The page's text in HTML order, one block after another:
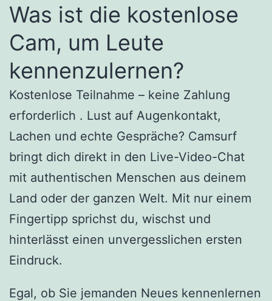
Was ist die kostenlose
Cam, um Leute
kennenzulernen?
Kostenlose Teilnahme – keine Zahlung
erforderlich . Lust auf Augenkontakt,
Lachen und echte Gespräche? Camsurf
bringt dich direkt in den Live-Video-Chat
mit authentischen Menschen aus deinem
Land oder der ganzen Welt. Mit nur einem
Fingertipp sprichst du, wischst und
hinterlässt einen unvergesslichen ersten
Eindruck.
Egal, ob Sie jemanden Neues kennenlernen